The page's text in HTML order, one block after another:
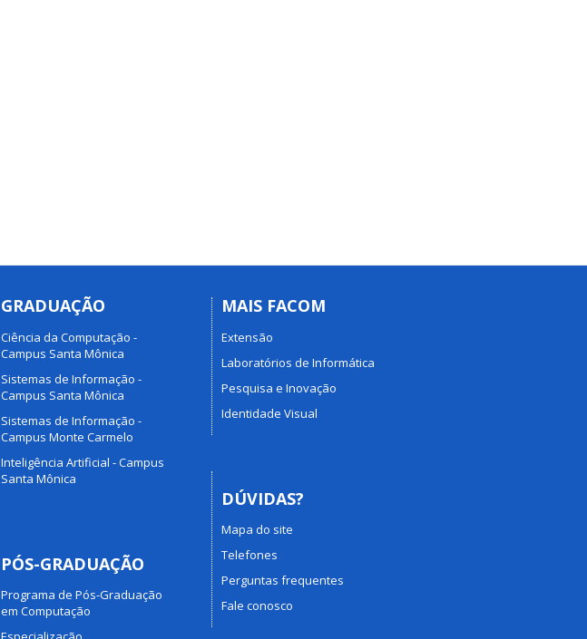
GRADUAÇÃO
Ciência da Computação -
Campus Santa Mônica
Sistemas de Informação -
Campus Santa Mônica
Sistemas de Informação -
Campus Monte Carmelo
Inteligência Artificial - Campus
Santa Mônica
PÓS-GRADUAÇÃO
Programa de Pós-Graduação
em Computação
MAIS FACOM
Extensão
Laboratórios de Informática
Pesquisa e Inovação
Identidade Visual
DÚVIDAS?
Mapa do site
Telefones
Perguntas frequentes
Fale conosco